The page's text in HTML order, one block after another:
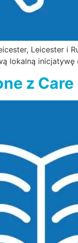
Leicester i
lokalną
z Care